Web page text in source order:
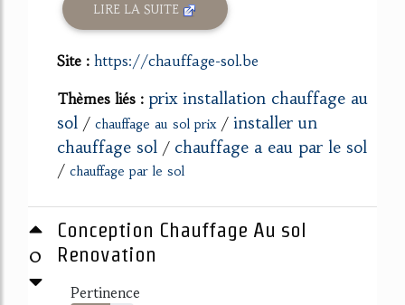
LIRE LA SUITE
Site : https://chauffage-sol.be
Thèmes liés : prix installation chauffage au
sol / chauffage au sol prix/ installer un
chauffage sol / chauffage a eau par le sol
/ chauffage par le sol
0
Conception Chauffage Au sol
Renovation
Pertinence